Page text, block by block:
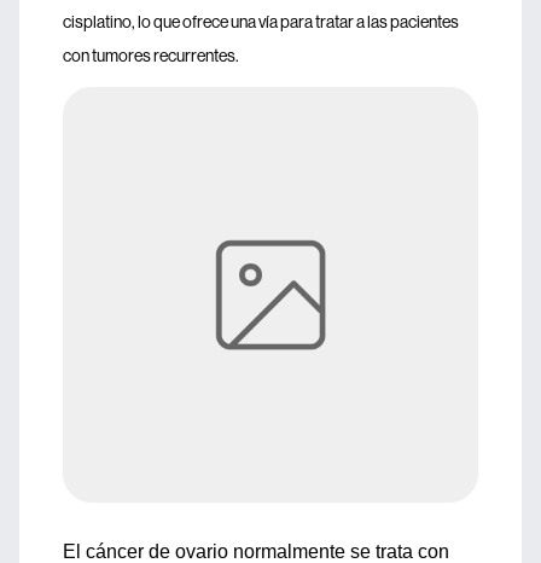
cisplatino, lo que ofrece una vía para tratar a las pacientes
con tumores recurrentes.
El cáncer de ovario normalmente se trata con